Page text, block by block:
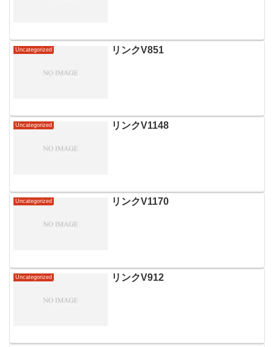
Uncategorized リンクV851
Uncategorized リンクV1148
Uncategorized リンクV1170
Uncategorized リンクV912